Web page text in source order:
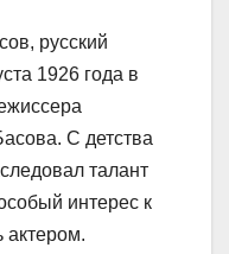
русский
1926 года в
С детства
талант
интерес к
актером.